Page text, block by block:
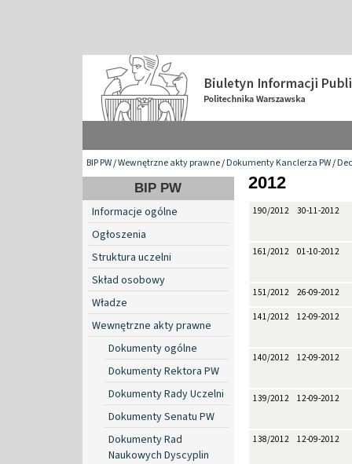
BIP PW/Wewnętrzne akty prawne/Dokumenty Kanclerza PW/
BIP PW
Informacje ogólne
Ogłoszenia
Struktura uczelni
Skład osobowy
Władze
Wewnętrzne akty prawne
Dokumenty ogólne
Dokumenty Rektora PW
Dokumenty Rady Uczelni
Dokumenty Senatu PW
Dokumenty Rad
Naukowych Dyscyplin
2012
190/2012 30-11-2012
161/2012 01-10-2012
151/2012 26-09-2012
141/2012 12-09-2012
140/2012 12-09-2012
139/2012 12-09-2012
138/2012 12-09-2012